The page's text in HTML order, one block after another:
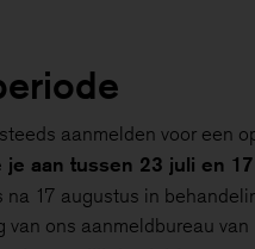
aanmelden voor een
je aan tussen 23 juli en 17
17 augustus in
ons aanmeldbureau